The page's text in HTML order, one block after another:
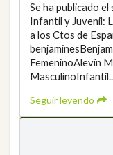
Se ha publicado
Infantil y Juvenil:
a los Ctos de
FemeninoAlevín
Seguir leyendo